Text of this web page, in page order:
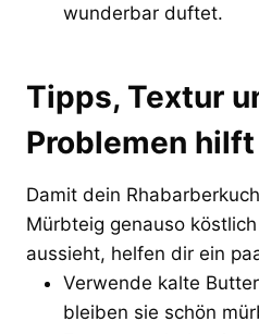
wunderbar duftet.
Tipps, Textur
Problemen hilft
Damit dein
Mürbteig genauso
aussieht, helfen dir ein
Verwende kalte
bleiben sie schön